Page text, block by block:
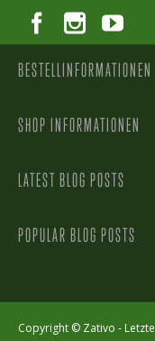
BESTELLINFORMATIONEN
SHOP INFORMATIONEN
LATEST BLOG POSTS
POPULAR BLOG POSTS
Copyright © Zativo -